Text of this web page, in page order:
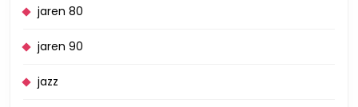
jaren 80
jaren 90
jazz